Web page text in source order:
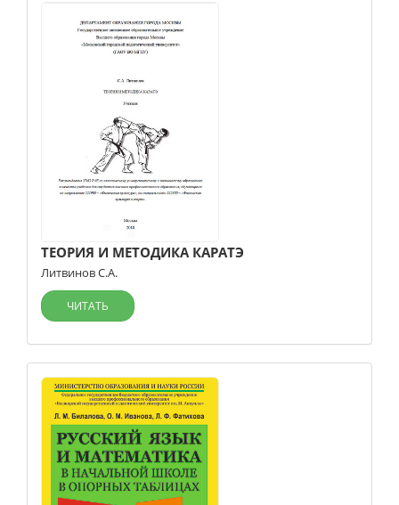
ТЕОРИЯ И МЕТОДИКА КАРАТЭ
Литвинов С.А.
ЧИТАТЬ